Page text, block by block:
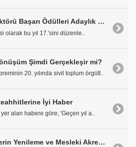
Yalıtım Sektörü Başarı Ödülleri Adaylık Süreci Başladı
olarak bu yıl 17.'sini düzenle..
Şimdi Gerçekleşir mi?
20. yılında sivil toplum örgütl..
İyi Haber
alan habere göre, 'Geçen yıl a..
İhracat, Derin Yenileme ve Mesleki Akreditasyon...